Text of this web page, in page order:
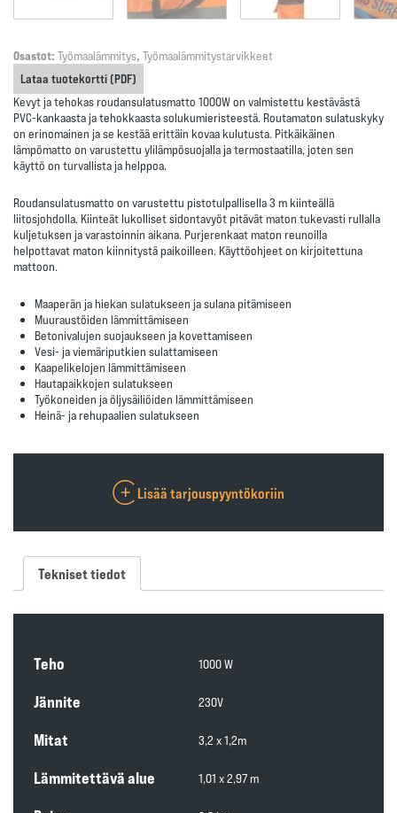
Kevyt ja tehokas roudansulatusmatto 1000W on valmistettu kestävästä
PVC-kankaasta ja tehokkaasta solukumieristeestä. Routamaton sulatuskyky
on erinomainen ja se kestää erittäin kovaa kulutusta. Pitkäikäinen
lämpömatto on varustettu ylilämpösuojalla ja termostaatilla, joten sen
käyttö on turvallista ja helppoa.
Roudansulatusmatto on varustettu pistotulpallisella3 mkiinteällä
liitosjohdolla. Kiinteät lukolliset sidontavyöt pitävät maton tukevasti rullalla
kuljetuksen ja varastoinnin aikana. Purjerenkaat maton reunoilla
helpottavat maton kiinnitystä paikoilleen. Käyttöohjeet on kirjoitettuna
mattoon.
Maaperän ja hiekan sulatukseen ja sulana pitämiseen
Muuraustöiden lämmittämiseen
Betonivalujen suojaukseen ja kovettamiseen
Vesi- ja viemäriputkien sulattamiseen
Kaapelikelojen lämmittämiseen
Hautapaikkojen sulatukseen
Työkoneiden ja öljysäiliöiden lämmittämiseen
Heinä- ja rehupaalien sulatukseen
Lisää tarjouspyyntökoriin
Osastot: Työmaalämmitys, Työmaalämmitystarvikkeet
Lataa tuotekortti (PDF)
Tekniset tiedot
Teho 1000 W
Jännite 230V
Mitat 3,2 x 1,2m
Lämmitettävä alue 1,01 x 2,97 m